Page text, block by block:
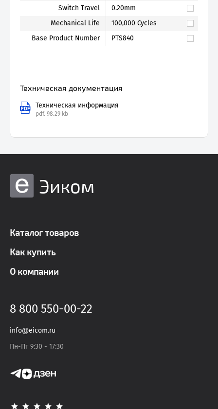
Switch Travel
0.20mm
Mechanical Life
100,000 Cycles
Base Product Number
PTS840
Техническая документация
Техническая информация
pdf. 98.29 kb
Эиком
Каталог товаров
Как купить
О компании
8 800 550-00-22
info@eicom.ru
Пн-Пт 9:30 - 17:30